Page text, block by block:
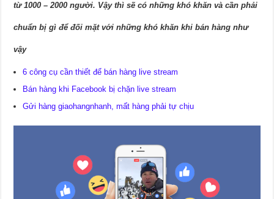
từ 1000 – 2000 người. Vậy thì sẽ có những khó khăn và cần phải
chuẩn bị gì để đối mặt với những khó khăn khi bán hàng như
vậy
6 công cụ cần thiết để bán hàng live stream
Bán hàng khi Facebook bị chặn live stream
Gửi hàng giaohangnhanh, mất hàng phải tự chịu